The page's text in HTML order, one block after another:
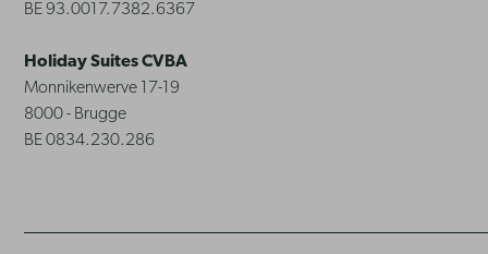
BE 93.0017.7382.6367
Holiday Suites CVBA
Monnikenwerve 17-19
8000 - Brugge
BE 0834.230.286